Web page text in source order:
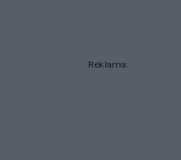
Reklama: